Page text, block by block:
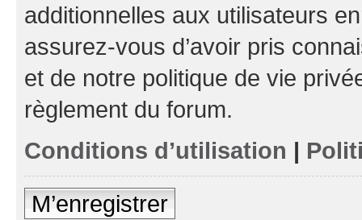
additionnelles aux utilisateurs
assurez-vous d’avoir pris
et de notre politique de vie
règlement du forum.
Conditions d’utilisation |
M’enregistrer